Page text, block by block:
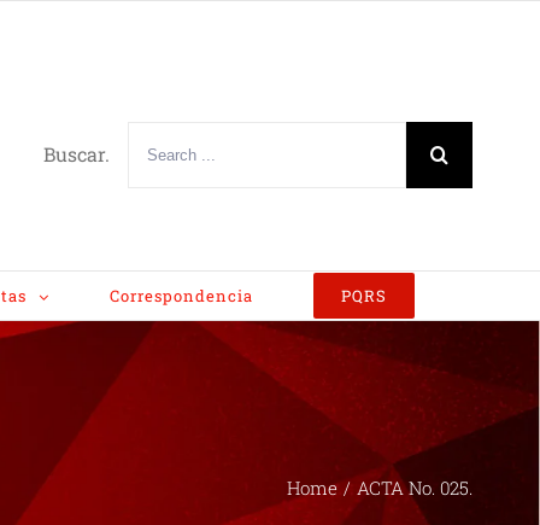
Buscar.
Correspondencia PQRS
Home / ACTA No. 025.